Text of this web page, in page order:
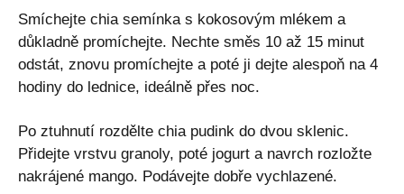
Smíchejte chia semínka s kokosovým mlékem a
důkladně promíchejte. Nechte směs 10 až 15 minut
odstát, znovu promíchejte a poté ji dejte alespoň na 4
hodiny do lednice, ideálně přes noc.
Po ztuhnutí rozdělte chia pudink do dvou sklenic.
Přidejte vrstvu granoly, poté jogurt a navrch rozložte
nakrájené mango. Podávejte dobře vychlazené.